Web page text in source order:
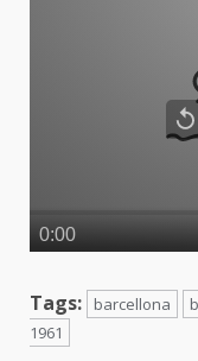
Tags: barcellona
1961